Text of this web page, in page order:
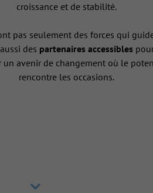
croissance et de stabilité.
pas seulement des forces qui
des partenaires accessibles
un avenir de changement où le
rencontre les occasions.